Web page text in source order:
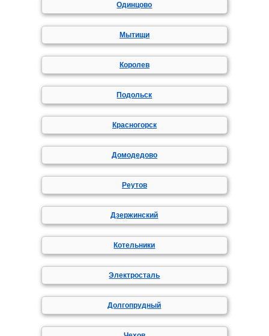
Одинцово
Мытищи
Королев
Подольск
Красногорск
Домодедово
Реутов
Дзержинский
Котельники
Электросталь
Долгопрудный